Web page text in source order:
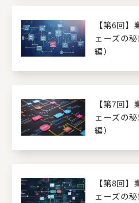
【第6回
ェーズの
編）
【第7回
ェーズの
編）
【第8回
ェーズの